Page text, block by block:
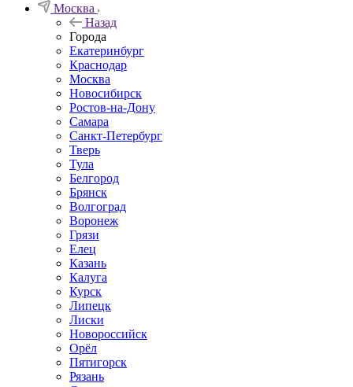
Москва
Назад
Города
Екатеринбург
Краснодар
Москва
Новосибирск
Ростов-на-Дону
Самара
Санкт-Петербург
Тверь
Тула
Белгород
Брянск
Волгоград
Воронеж
Грязи
Елец
Казань
Калуга
Курск
Липецк
Лиски
Новороссийск
Орёл
Пятигорск
Рязань